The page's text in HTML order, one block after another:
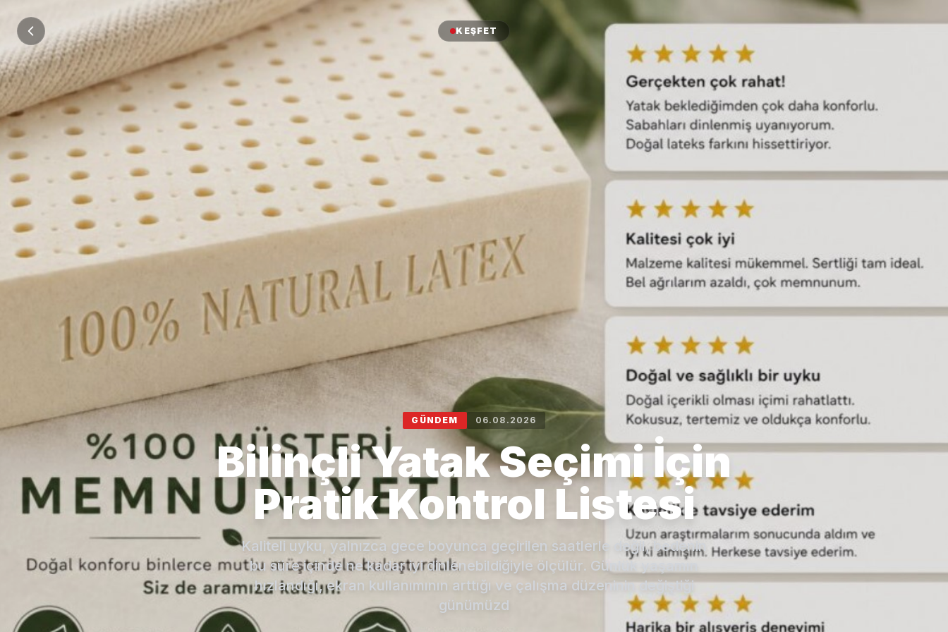
KEŞFET
GÜNDEM 06.08.2026
Bilinçli Yatak Seçimi İçin
Pratik Kontrol Listesi
Kaliteli uyku, yalnızca gece boyunca geçirilen saatlerle değil, bedenin
bu süre içinde ne kadar iyi dinlenebildiğiyle ölçülür. Günlük yaşamın
hızlandığı, ekran kullanımının arttığı ve çalışma düzeninin değiştiği
günümüzd